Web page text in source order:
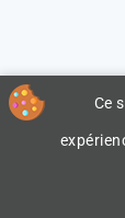
Ce